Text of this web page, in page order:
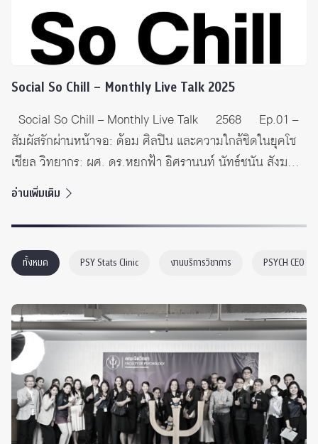
Social So Chill – Monthly Live Talk 2025
Social So Chill – Monthly Live Talk 2568 Ep.01 –
สัมผัสรักผ่านหน้าจอ: ด้อม ศิลปิน และความใกล้ชิดในยุคโซ
เชียล วิทยากร: ผศ. ดร.หยกฟ้า อิศรานนท์ นัทธ์ชนัน สังฆ
รักษ์ และวรินธา วิจิตรวรศาสตร์ นิสิตระดับปริญญาตรี
วิทยากร: ผศ. ดร.ประพิมพา จรัลรัตนกุล Ep.03 –
Connecting Throuh Shared Emotions วิทยากร: Dr. Adi
Shaked Ep.04 – Family Resilience: […]
อ่านเพิ่มเติม
ทั้งหมด PSY Stats Clinic งานบริการวิชาการ PSYCH CEO